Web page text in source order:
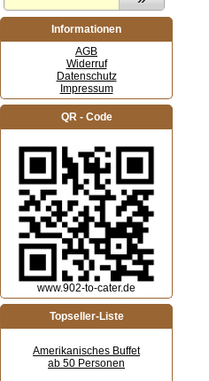
Informationen
AGB
Widerruf
Datenschutz
Impressum
QR - Code
www.902-to-cater.de
Topseller-Liste
Amerikanisches Buffet
ab 50 Personen